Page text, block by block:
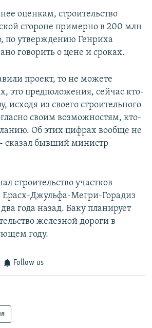
оценкам, строительство
стороне примерно в 200 млн
по утверждению Генриха
говорить о цене и сроках.
проект, то не можете
это предположения, сейчас кто-
исходя из своего строительного
своим возможностям, кто-
Об этих цифрах вообще не
- сказал бывший министр
строительство участков
Ерасх-Джульфа-Мегри-Горадиз
года назад. Баку планирует
железной дороги в
году.
Follow us